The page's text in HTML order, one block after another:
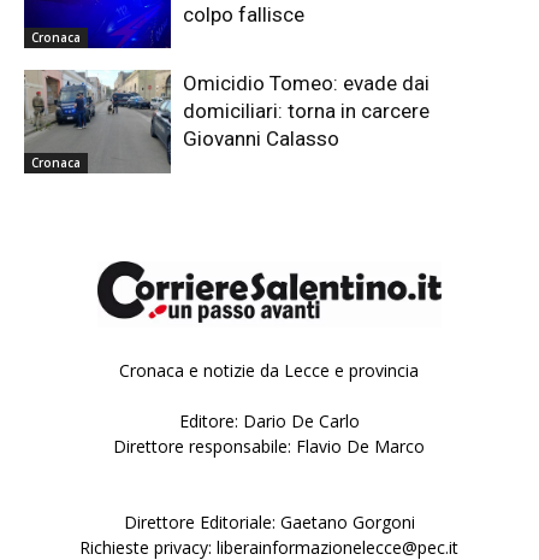
Cronaca
colpo fallisce
Cronaca
Omicidio Tomeo: evade dai
domiciliari: torna in carcere
Giovanni Calasso
Cronaca e notizie da Lecce e provincia
Editore: Dario De Carlo
Direttore responsabile: Flavio De Marco
Direttore Editoriale: Gaetano Gorgoni
Richieste privacy: liberainformazionelecce@pec.it